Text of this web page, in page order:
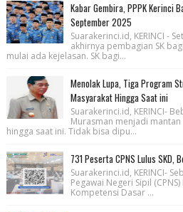
Kabar Gembira, PPPK Kerinci
September 2025
Suarakerinci.id, KERINCI -
akhirnya pembagian SK
mulai ada kejelasan. SK bagi...
Menolak Lupa, Tiga Program
Masyarakat Hingga Saat ini
Suarakerinci.id, KERINCI-
Murasman menjadi
hingga saat ini. Tidak bisa dipu...
731 Peserta CPNS Lulus SKD,
Suarakerinci.id, KERINCI-
Pegawai Negeri Sipil
Kompetensi Dasar ...